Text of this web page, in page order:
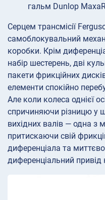
гальм Dunlop
Серцем трансмісії
самоблокувальний
коробки. Крім
набір шестерень, дві
пакети фрикційних
елементи спокійно
Але коли колеса однієї
спричиняючи різницю у
вихідних валів — одна з
притискаючи свій
диференціала та
диференціальний привід